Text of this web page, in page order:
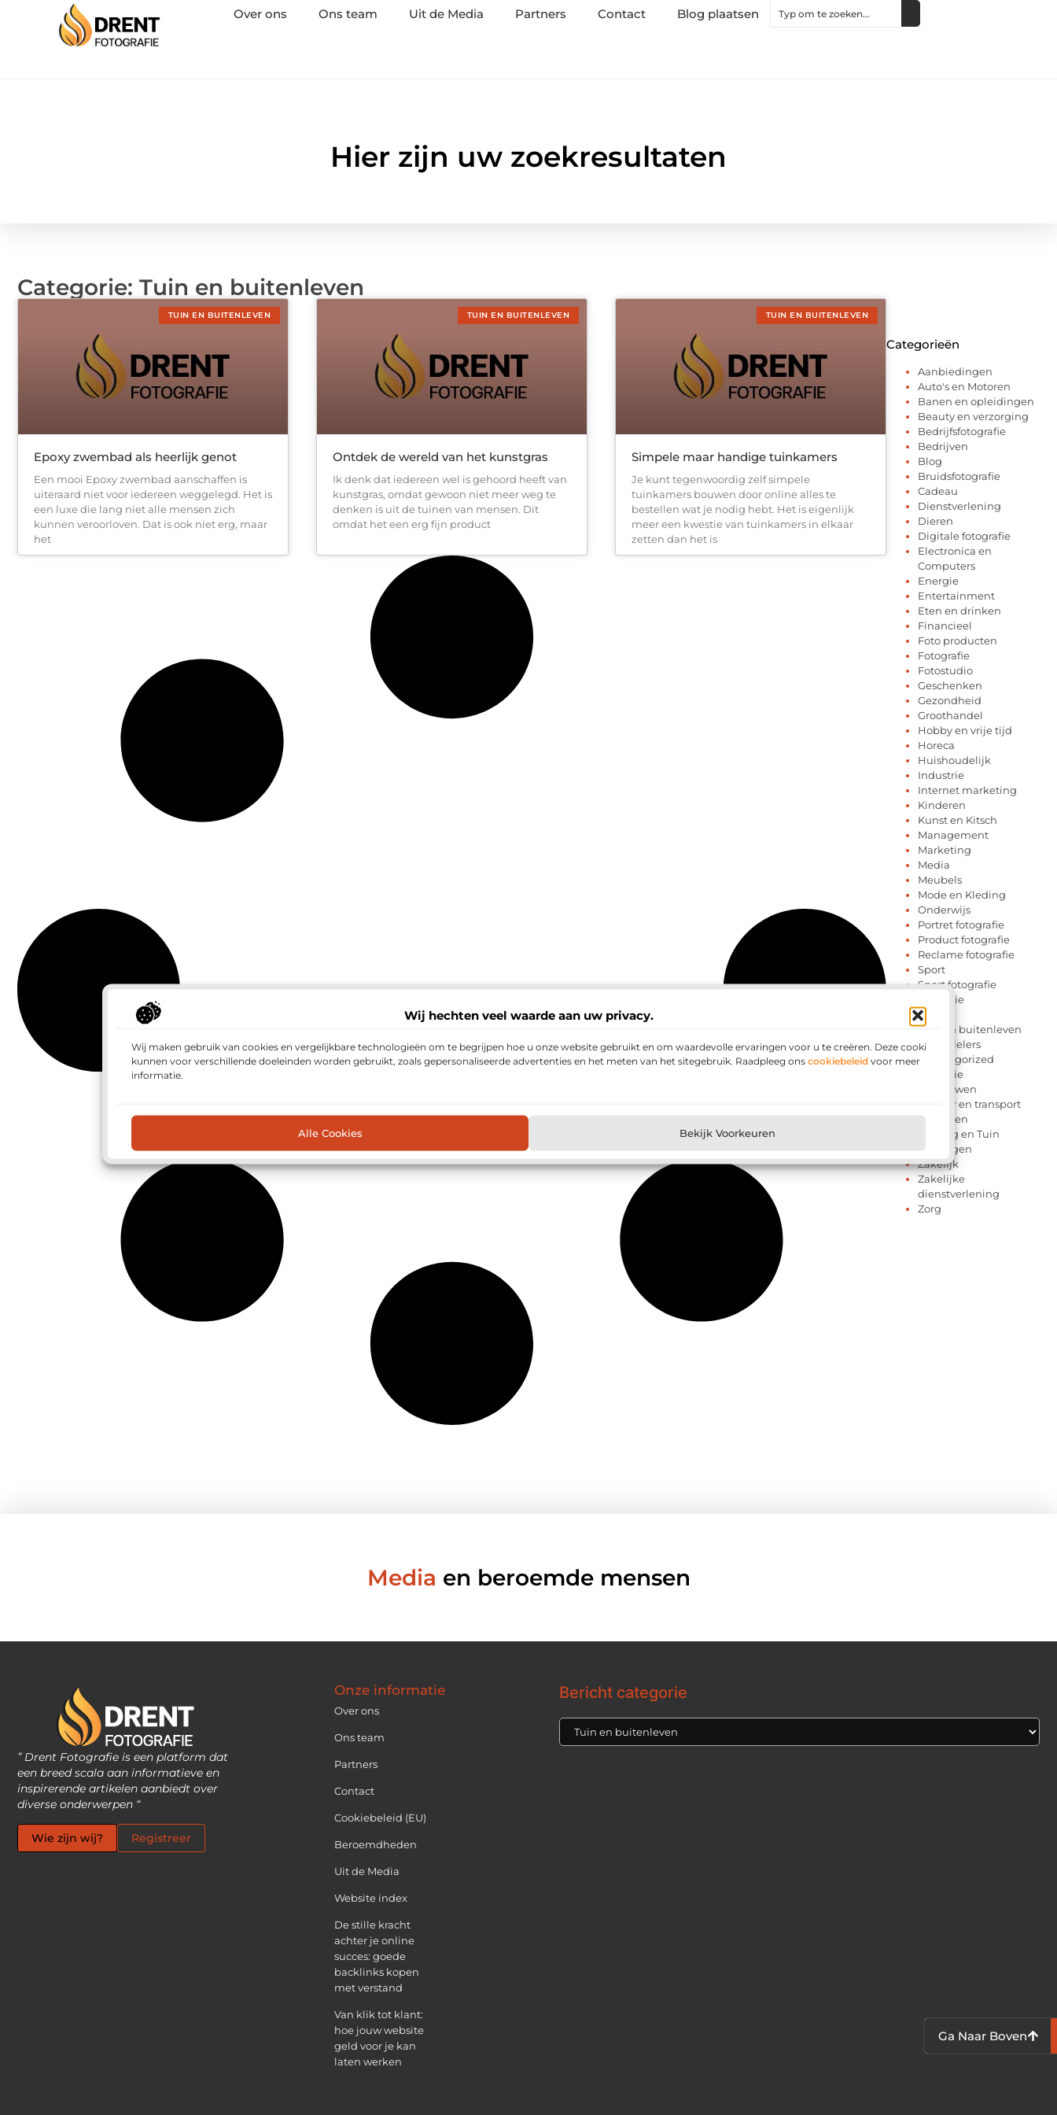
Wij hechten veel waarde aan uw privacy.
Wij maken gebruik van cookies en vergelijkbare technologieën om te begrijpen hoe u onze website gebruikt en om waardevolle ervaringen voor u te creëren. Deze cookies
kunnen voor verschillende doeleinden worden gebruikt, zoals gepersonaliseerde advertenties en het meten van het sitegebruik. Raadpleeg ons cookiebeleid voor meer
informatie.
Alle Cookies Bekijk Voorkeuren
Ga Naar Boven
Over ons Ons team Uit de Media Partners Contact Blog plaatsen
Hier zijn uw zoekresultaten
Categorie: Tuin en buitenleven
TUIN EN BUITENLEVEN
Epoxy zwembad als heerlijk genot
Een mooi Epoxy zwembad aanschaffen is
uiteraard niet voor iedereen weggelegd. Het is
een luxe die lang niet alle mensen zich
kunnen veroorloven. Dat is ook niet erg, maar
het
TUIN EN BUITENLEVEN
Ontdek de wereld van het kunstgras
Ik denk dat iedereen wel is gehoord heeft van
kunstgras, omdat gewoon niet meer weg te
denken is uit de tuinen van mensen. Dit
omdat het een erg fijn product
TUIN EN BUITENLEVEN
Simpele maar handige tuinkamers
Je kunt tegenwoordig zelf simpele
tuinkamers bouwen door online alles te
bestellen wat je nodig hebt. Het is eigenlijk
meer een kwestie van tuinkamers in elkaar
zetten dan het is
Categorieën
Aanbiedingen
Auto's en Motoren
Banen en opleidingen
Beauty en verzorging
Bedrijfsfotografie
Bedrijven
Blog
Bruidsfotografie
Cadeau
Dienstverlening
Dieren
Digitale fotografie
Electronica en
Computers
Energie
Entertainment
Eten en drinken
Financieel
Foto producten
Fotografie
Fotostudio
Geschenken
Gezondheid
Groothandel
Hobby en vrije tijd
Horeca
Huishoudelijk
Industrie
Internet marketing
Kinderen
Kunst en Kitsch
Management
Marketing
Media
Meubels
Mode en Kleding
Onderwijs
Portret fotografie
Product fotografie
Reclame fotografie
Sport
Sport fotografie
Telefonie
Testing
Tuin en buitenleven
Tweewielers
Uncategorized
Vakantie
Verbouwen
Vervoer en transport
Winkelen
Woning en Tuin
Woningen
Zakelijk
Zakelijke
dienstverlening
Zorg
Media en beroemde mensen
” Drent Fotografie is een platform dat
een breed scala aan informatieve en
inspirerende artikelen aanbiedt over
diverse onderwerpen “
Wie zijn wij? Registreer
Onze informatie
Over ons
Ons team
Partners
Contact
Cookiebeleid (EU)
Beroemdheden
Uit de Media
Website index
De stille kracht
achter je online
succes: goede
backlinks kopen
met verstand
Van klik tot klant:
hoe jouw website
geld voor je kan
laten werken
Bericht categorie